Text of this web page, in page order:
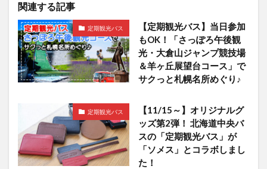
関連する記事
定期観光バス
【定期観光バス】当日参加
もOK！「さっぽろ午後観
光・大倉山ジャンプ競技場
＆羊ヶ丘展望台コース」で
サクっと札幌名所めぐり♪
定期観光バス
【11/15～】オリジナルグ
ッズ第2弾！ 北海道中央バ
スの「定期観光バス」が
「ソメス」とコラボしまし
た！